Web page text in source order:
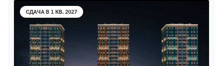
СДАЧА В 1 КВ. 2027